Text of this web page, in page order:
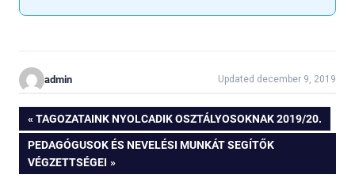
admin Updated december 9, 2019
Bejegyzés
navigáció
PREVIOUS
POST:
TAGOZATAINK NYOLCADIK OSZTÁLYOSOKNAK 2019/20.
NEXT
POST:
PEDAGÓGUSOK ÉS NEVELÉSI MUNKÁT SEGÍTŐK
VÉGZETTSÉGEI